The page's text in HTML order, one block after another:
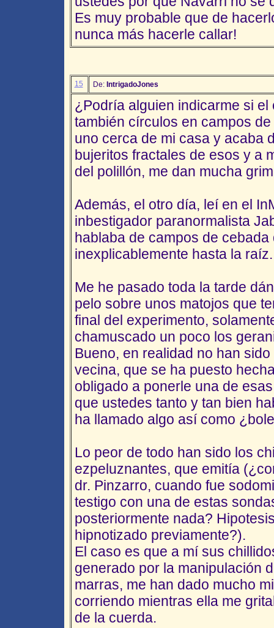
Es muy probable que de
nunca más hacerle callar!
15 De: IntrigadoJones
¿Podría alguien indicarme si
también círculos en campos
uno cerca de mi casa y acaba
bujeritos fractales de esos y a
del polillón, me dan mucha
Además, el otro día, leí en el
inbestigador paranormalista
hablaba de campos de cebada
inexplicablemente hasta la raíz.
Me he pasado toda la tarde
pelo sobre unos matojos que
final del experimento,
chamuscado un poco los
Bueno, en realidad no han
vecina, que se ha puesto
obligado a ponerle una de
que ustedes tanto y tan bien
ha llamado algo así como
Lo peor de todo han sido los
ezpeluznantes, que emitía
dr. Pinzarro, cuando fue
testigo con una de estas
posteriormente nada?
hipnotizado previamente?).
El caso es que a mí sus
generado por la manipulación
marras, me han dado mucho
corriendo mientras ella me
de la cuerda.